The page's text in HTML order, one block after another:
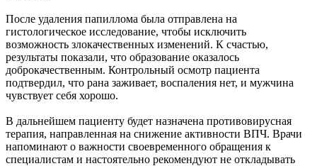
После удаления папиллома была отправлена на
гистологическое исследование, чтобы исключить
возможность злокачественных изменений. К счастью,
результаты показали, что образование оказалось
доброкачественным. Контрольный осмотр пациента
подтвердил, что рана заживает, воспаления нет, и мужчина
чувствует себя хорошо.
В дальнейшем пациенту будет назначена противовирусная
терапия, направленная на снижение активности ВПЧ. Врачи
напоминают о важности своевременного обращения к
специалистам и настоятельно рекомендуют не откладывать